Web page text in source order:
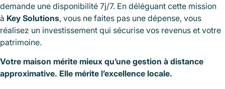
demande une disponibilité 7j/7. En déléguant cette mission
à Key Solutions, vous ne faites pas une dépense, vous
réalisez un investissement qui sécurise vos revenus et votre
patrimoine.
Votre maison mérite mieux qu’une gestion à distance
approximative. Elle mérite l’excellence locale.